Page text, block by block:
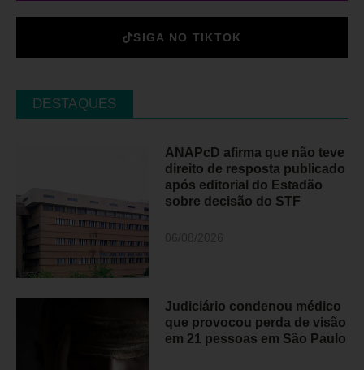
SIGA NO TIKTOK
DESTAQUES
ANAPcD afirma que não teve
direito de resposta publicado
após editorial do Estadão
sobre decisão do STF
Judiciário condenou médico
que provocou perda de visão
em 21 pessoas em São Paulo